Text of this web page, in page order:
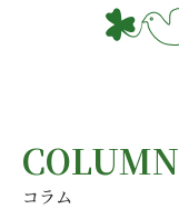
COLUMN
コラム